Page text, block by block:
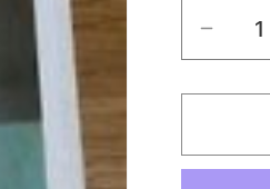
a
f
i
per
Miro